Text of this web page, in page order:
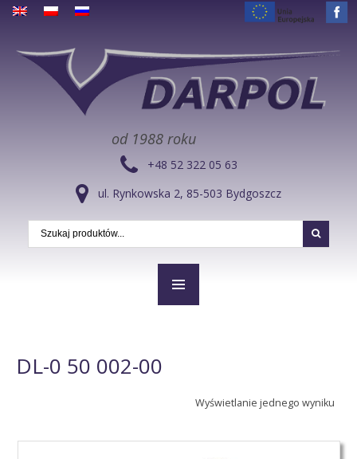
od 1988 roku
+48 52 322 05 63
ul. Rynkowska 2, 85-503 Bydgoszcz
DL-0 50 002-00
Wyświetlanie jednego wyniku